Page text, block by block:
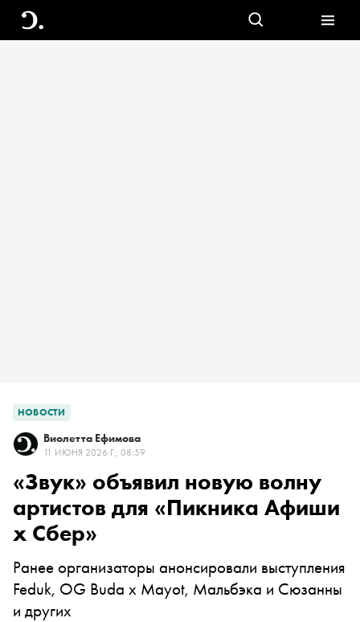
НОВОСТИ
Виолетта Ефимова
11 ИЮНЯ 2026 Г., 08:59
«Звук» объявил новую волну
артистов для «Пикника Афиши
x Сбер»
Ранее организаторы анонсировали выступления
Feduk, OG Buda x Mayot, Мальбэка и Сюзанны
и других